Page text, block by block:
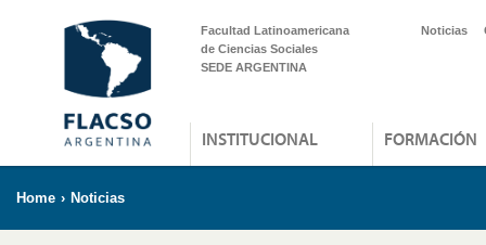
Facultad Latinoamericana
de Ciencias Sociales
SEDE ARGENTINA
Noticias
INSTITUCIONAL FORMACIÓN
Home › Noticias